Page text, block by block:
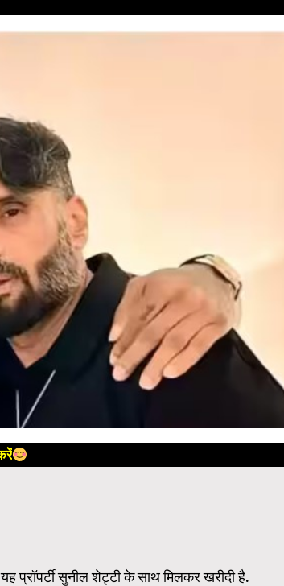
प्रॉपर्टी सुनील शेट्टी के साथ मिलकर खरीदी है.